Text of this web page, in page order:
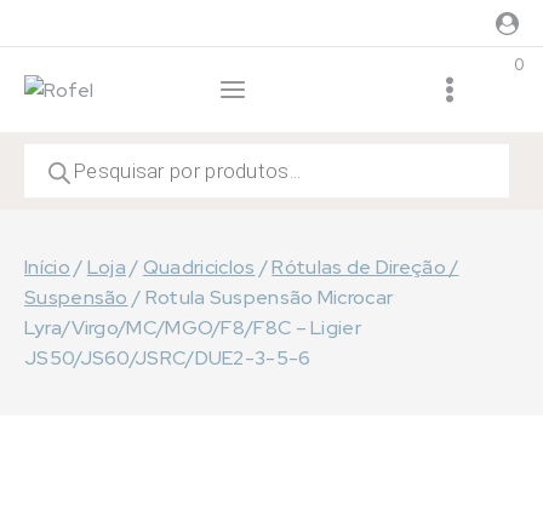
to
content
0
search
Início/Loja /Quadriciclos /Rótulas de Direção /
Suspensão /Rotula Suspensão Microcar
Lyra/Virgo/MC/MGO/F8/F8C – Ligier
JS50/JS60/JSRC/DUE2-3-5-6